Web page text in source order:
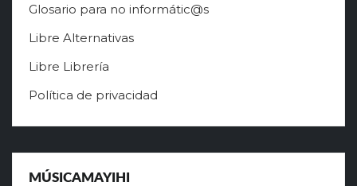
Glosario para no informátic@s
Libre Alternativas
Libre Librería
Política de privacidad
MÚSICAMAYIHI